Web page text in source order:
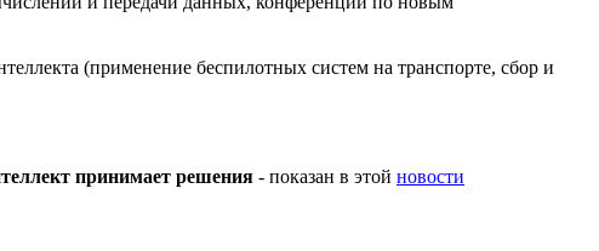
(применение беспилотных систем на транспорте, сбор и
принимает решения - показан в этой новости